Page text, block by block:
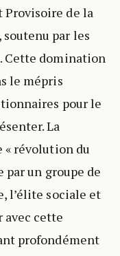
Provisoire de la
par les
Cette domination
le mépris
pour le
La
« révolution du
un groupe de
l’élite sociale et
avec cette
profondément